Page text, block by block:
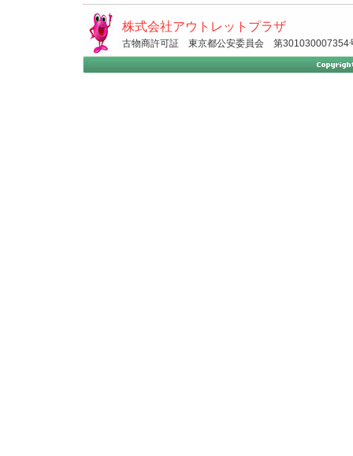
株式会社アウトレットプラザ
古物商許可証 東京都公安委員会 第301030007354